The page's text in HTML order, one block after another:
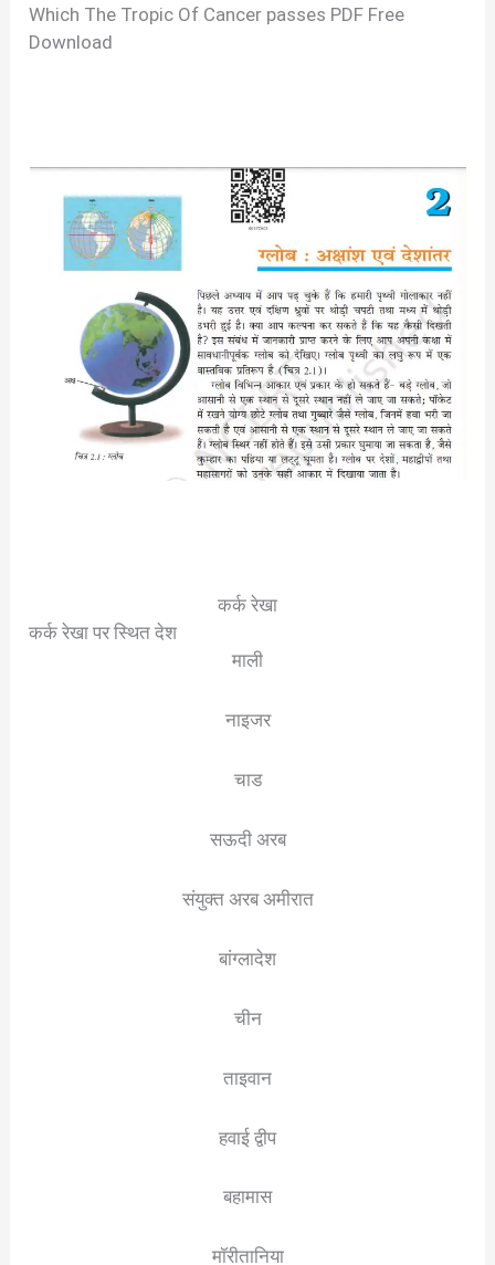
Which The Tropic Of Cancer passes PDF Free
Download
कर्क रेखा
कर्क रेखा पर स्थित देश
माली
नाइजर
चाड
सऊदी अरब
संयुक्त अरब अमीरात
बांग्लादेश
चीन
ताइवान
हवाई द्वीप
बहामास
मॉरीतानिया